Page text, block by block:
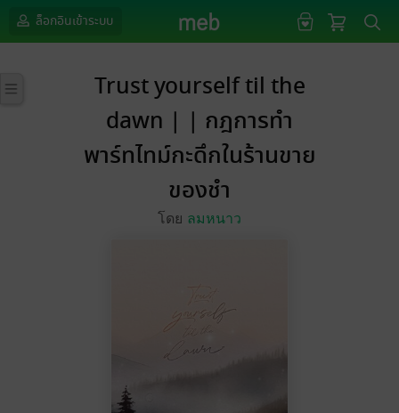
ล็อกอินเข้าระบบ
Trust yourself til the
dawn | | กฎการทำ
พาร์ทไทม์กะดึกในร้านขาย
ของชำ
โดย ลมหนาว